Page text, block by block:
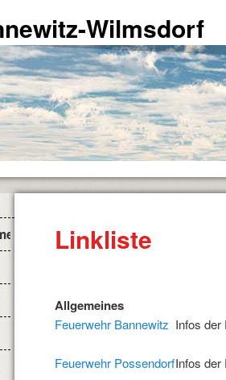
Wilmsdorf
Linkliste
Allgemeines
Feuerwehr Bannewitz Infos der
Feuerwehr PossendorfInfos der